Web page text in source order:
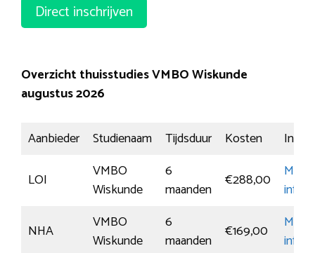
Direct inschrijven
Overzicht thuisstudies VMBO Wiskunde
augustus 2026
Aanbieder Studienaam Tijdsduur Kosten
LOI
VMBO
Wiskunde
6
maanden
€288,00
Meer
NHA
VMBO
Wiskunde
6
maanden
€169,00
Meer